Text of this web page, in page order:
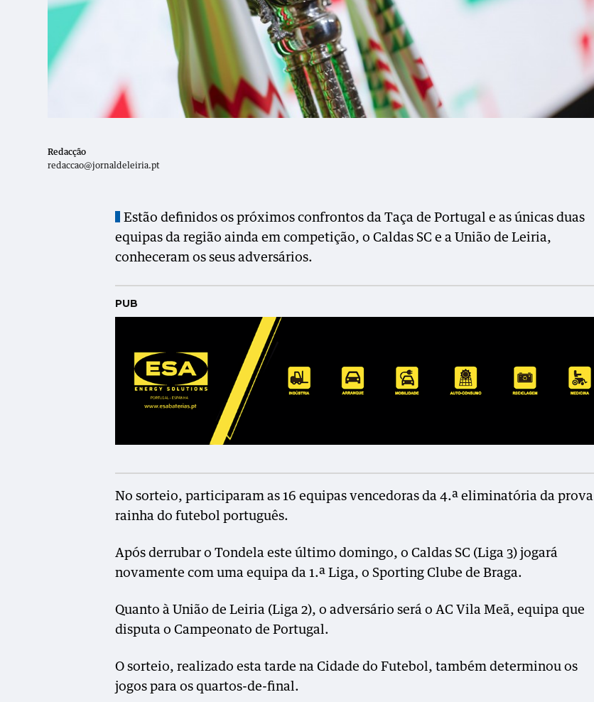
Redacção
redaccao@jornaldeleiria.pt
Estão definidos os próximos confrontos da Taça de Portugal e as únicas duas
equipas da região ainda em competição, o Caldas SC e a União de Leiria,
conheceram os seus adversários.
PUB
No sorteio, participaram as 16 equipas vencedoras da 4.ª eliminatória da prova
rainha do futebol português.
Após derrubar o Tondela este último domingo, o Caldas SC (Liga 3) jogará
novamente com uma equipa da 1.ª Liga, o Sporting Clube de Braga.
Quanto à União de Leiria (Liga 2), o adversário será o AC Vila Meã, equipa que
disputa o Campeonato de Portugal.
O sorteio, realizado esta tarde na Cidade do Futebol, também determinou os
jogos para os quartos-de-final.